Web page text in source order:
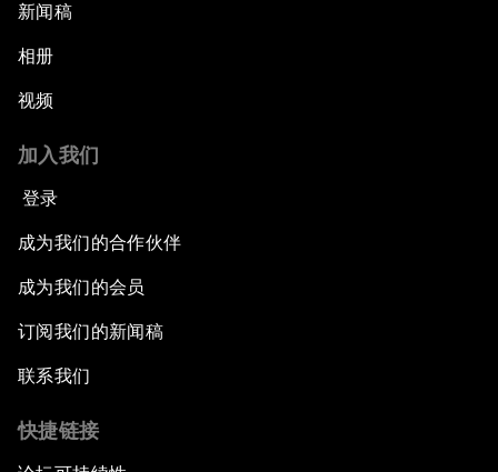
新闻稿
相册
视频
加入我们
登录
成为我们的合作伙伴
成为我们的会员
订阅我们的新闻稿
联系我们
快捷链接